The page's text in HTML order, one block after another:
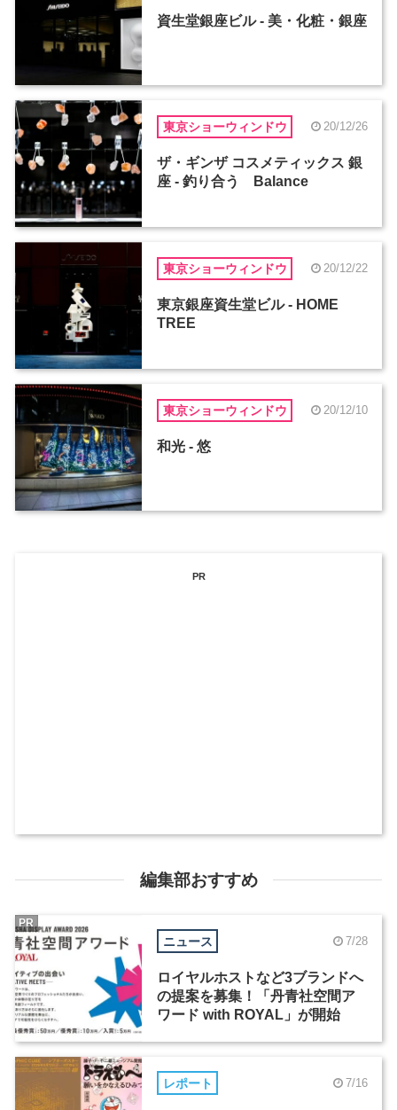
資生堂銀座ビル - 美・化粧・銀座
東京ショーウィンドウ 20/12/26
ザ・ギンザ コスメティックス 銀
座 - 釣り合う Balance
東京ショーウィンドウ 20/12/22
東京銀座資生堂ビル - HOME
TREE
東京ショーウィンドウ 20/12/10
和光 - 悠
PR
編集部おすすめ
ニュース 7/28
ロイヤルホストなど3ブランドへ
の提案を募集！「丹青社空間ア
ワード with ROYAL」が開始
PR
レポート 7/16